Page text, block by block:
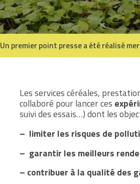
Un premier point presse a été réalisé
Les services céréales,
collaboré pour lancer ces
suivi des essais…) dont les
– limiter les risques de
– garantir les meilleurs
– contribuer à la qualité des